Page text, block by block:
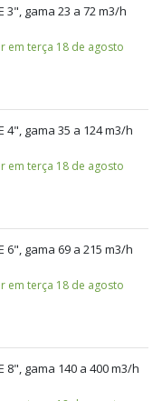
3", gama 23 a 72 m3/h
em terça 18 de agosto
4", gama 35 a 124 m3/h
em terça 18 de agosto
6", gama 69 a 215 m3/h
em terça 18 de agosto
8", gama 140 a 400 m3/h